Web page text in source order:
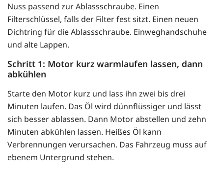
Nuss passend zur Ablassschraube. Einen
Filterschlüssel, falls der Filter fest sitzt. Einen neuen
Dichtring für die Ablassschraube. Einweghandschuhe
und alte Lappen.
Schritt 1: Motor kurz warmlaufen lassen, dann
abkühlen
Starte den Motor kurz und lass ihn zwei bis drei
Minuten laufen. Das Öl wird dünnflüssiger und lässt
sich besser ablassen. Dann Motor abstellen und zehn
Minuten abkühlen lassen. Heißes Öl kann
Verbrennungen verursachen. Das Fahrzeug muss auf
ebenem Untergrund stehen.